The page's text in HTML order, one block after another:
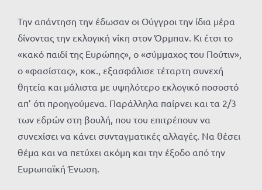
Την απάντηση την έδωσαν οι Ούγγροι την ίδια μέρα
δίνοντας την εκλογική νίκη στον Όρμπαν. Κι έτσι το
«κακό παιδί της Ευρώπης», ο «σύμμαχος του Πούτιν»,
ο «φασίστας», κοκ., εξασφάλισε τέταρτη συνεχή
θητεία και μάλιστα με υψηλότερο εκλογικό ποσοστό
απ’ ότι προηγούμενα. Παράλληλα παίρνει και τα 2/3
των εδρών στη βουλή, που του επιτρέπουν να
συνεχίσει να κάνει συνταγματικές αλλαγές. Να θέσει
θέμα και να πετύχει ακόμη και την έξοδο από την
Ευρωπαϊκή Ένωση.